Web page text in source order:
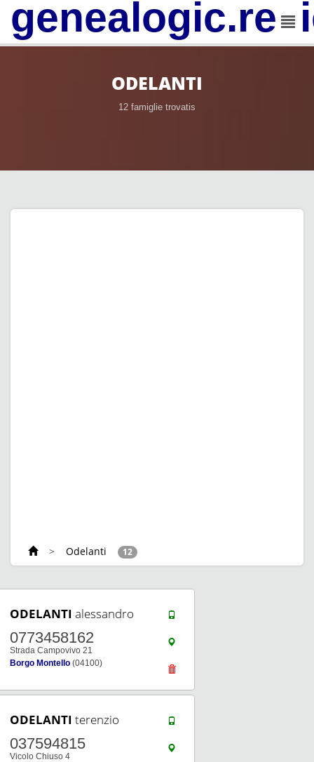
ODELANTI
12 famiglie trovatis
> Odelanti 12
ODELANTI alessandro
0773458162
Strada Campovivo 21
Borgo Montello (04100)
ODELANTI terenzio
037594815
Vicolo Chiuso 4